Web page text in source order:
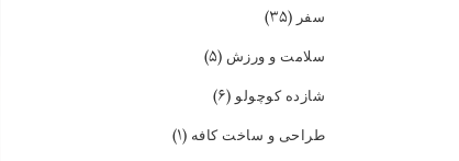
سفر(۳۵)
سلامت و ورزش (۵)
شازده کوچولو(۶)
طراحی و ساخت کافه (۱)